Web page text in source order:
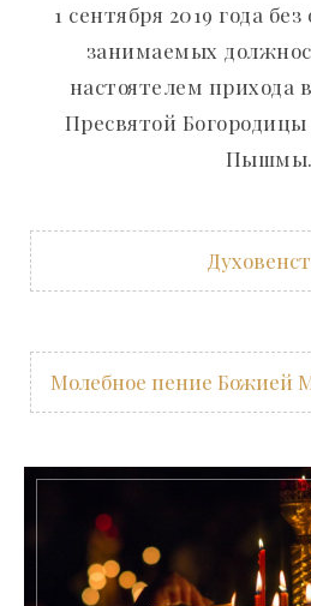
1 сентября 2019 года
занимаемых
настоятелем прихода
Пресвятой Богородицы
Пышмы.
Молебное пение Божией